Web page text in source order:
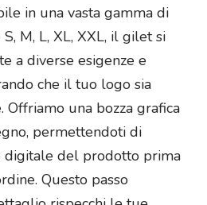
in una vasta gamma di
M, L, XL, XXL, il gilet si
a diverse esigenze e
che il tuo logo sia
Offriamo una bozza grafica
permettendoti di
digitale del prodotto prima
Questo passo